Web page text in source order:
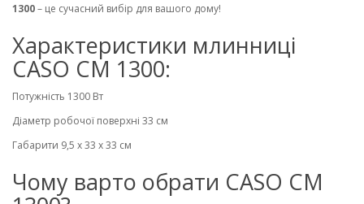
1300– це сучасний вибір для вашого дому!
Характеристики млинниці
CASO CM 1300:
Потужність 1300 Вт
Діаметр робочої поверхні 33 см
Габарити 9,5 x 33 х 33 см
Чому варто обрати CASO CM